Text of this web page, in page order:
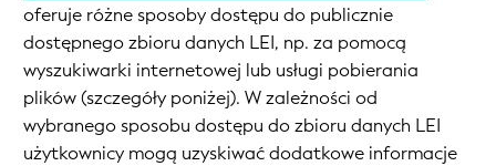
oferuje różne sposoby dostępu do publicznie
dostępnego zbioru danych LEI, np. za pomocą
wyszukiwarki internetowej lub usługi pobierania
plików (szczegóły poniżej). W zależności od
wybranego sposobu dostępu do zbioru danych LEI
użytkownicy mogą uzyskiwać dodatkowe informacje